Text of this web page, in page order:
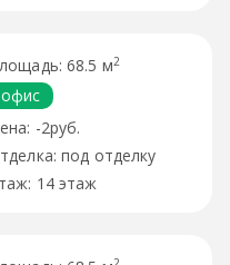
68.5 м2
офис
-2руб.
под отделку
14 этаж